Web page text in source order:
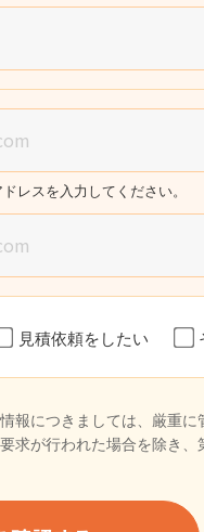
レスを入力してください。
見積依頼をしたい
につきましては、厳重に
求が行われた場合を除き、